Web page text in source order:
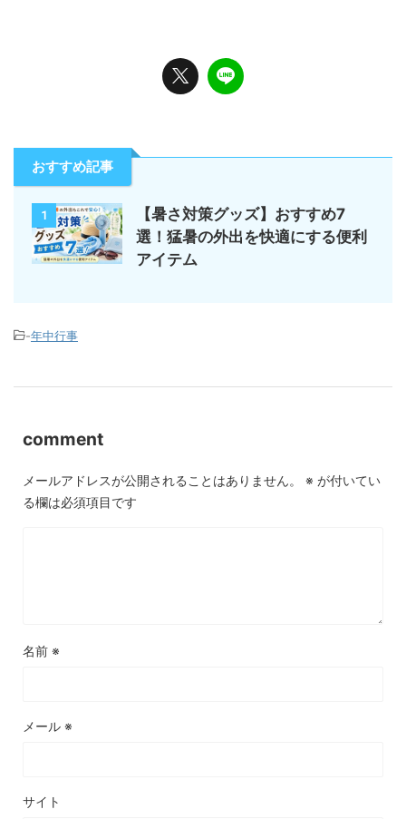
おすすめ記事
1
【暑さ対策グッズ】おすすめ7
選！猛暑の外出を快適にする便利
アイテム
-年中行事
comment
メールアドレスが公開されることはありません。 ※ が付いてい
る欄は必須項目です
名前 ※
メール ※
サイト